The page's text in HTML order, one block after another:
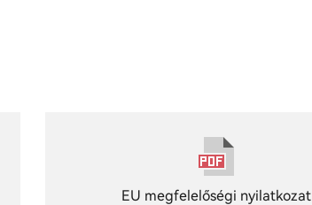
EU megfelelőségi nyilatkozat